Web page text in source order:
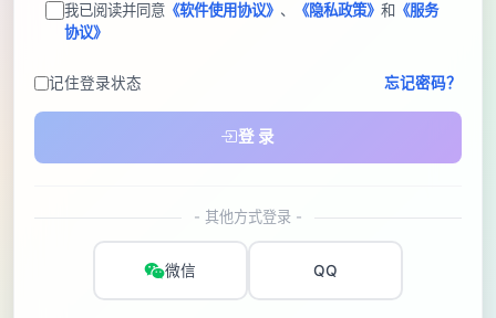
我已阅读并同意 《软件使用协议》 、 《隐私政策》 和 《服务
协议》
记住登录状态 忘记密码？
登 录
- 其他方式登录 -
微信 QQ